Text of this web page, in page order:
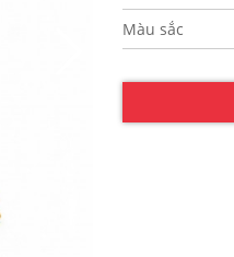
Màu sắc